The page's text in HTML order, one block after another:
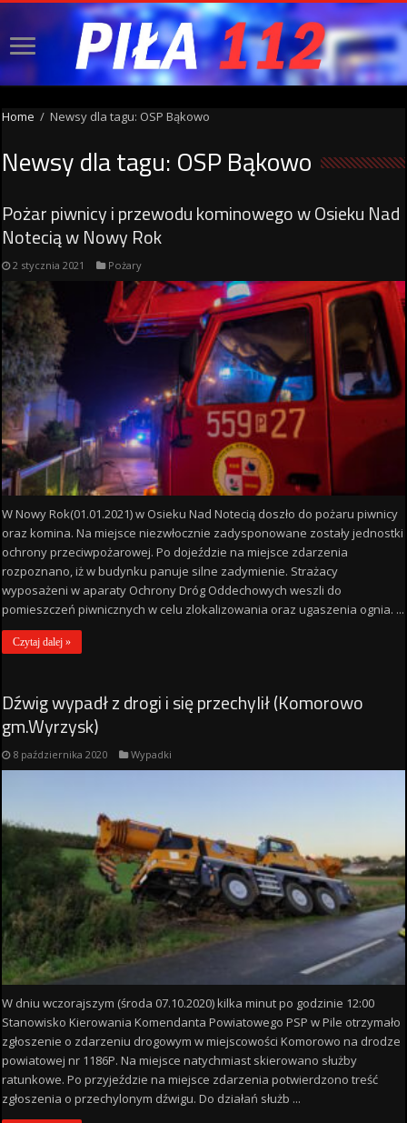
Home / Newsy dla tagu: OSP Bąkowo
Newsy dla tagu: OSP Bąkowo
Pożar piwnicy i przewodu kominowego w Osieku Nad
Notecią w Nowy Rok
2 stycznia 2021 Pożary
W Nowy Rok(01.01.2021) w Osieku Nad Notecią doszło do pożaru piwnicy
oraz komina. Na miejsce niezwłocznie zadysponowane zostały jednostki
ochrony przeciwpożarowej. Po dojeździe na miejsce zdarzenia
rozpoznano, iż w budynku panuje silne zadymienie. Strażacy
wyposażeni w aparaty Ochrony Dróg Oddechowych weszli do
pomieszczeń piwnicznych w celu zlokalizowania oraz ugaszenia ognia. ...
Czytaj dalej »
Dźwig wypadł z drogi i się przechylił (Komorowo
gm.Wyrzysk)
8 października 2020 Wypadki
W dniu wczorajszym (środa 07.10.2020) kilka minut po godzinie 12:00
Stanowisko Kierowania Komendanta Powiatowego PSP w Pile otrzymało
zgłoszenie o zdarzeniu drogowym w miejscowości Komorowo na drodze
powiatowej nr 1186P. Na miejsce natychmiast skierowano służby
ratunkowe. Po przyjeździe na miejsce zdarzenia potwierdzono treść
zgłoszenia o przechylonym dźwigu. Do działań służb ...